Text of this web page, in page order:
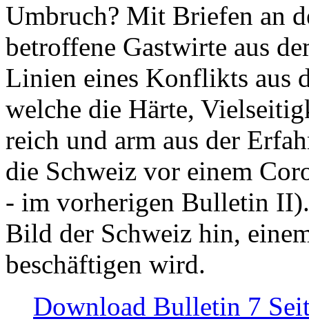
Umbruch? Mit Briefen an
betroffene Gastwirte aus
Linien eines Konflikts aus
welche die Härte,
reich und arm aus der
die Schweiz vor einem
- im vorherigen Bulletin
Bild der Schweiz hin,
beschäftigen wird.
Download Bulletin 7